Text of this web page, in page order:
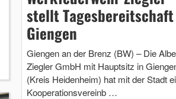
stellt
Giengen
Giengen an der Brenz (BW) – Die
Ziegler GmbH mit Hauptsitz in
(Kreis Heidenheim) hat mit der Stadt
Kooperationsvereinb …